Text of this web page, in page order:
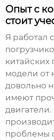
Опыт с
стоит
Я работал
модели от
довольно
имеют
проблемы